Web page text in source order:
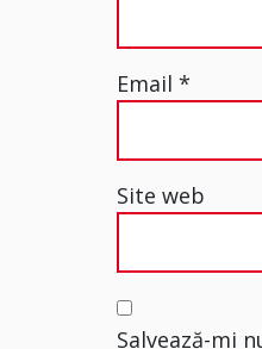
Email*
Site web
Salvează-mi